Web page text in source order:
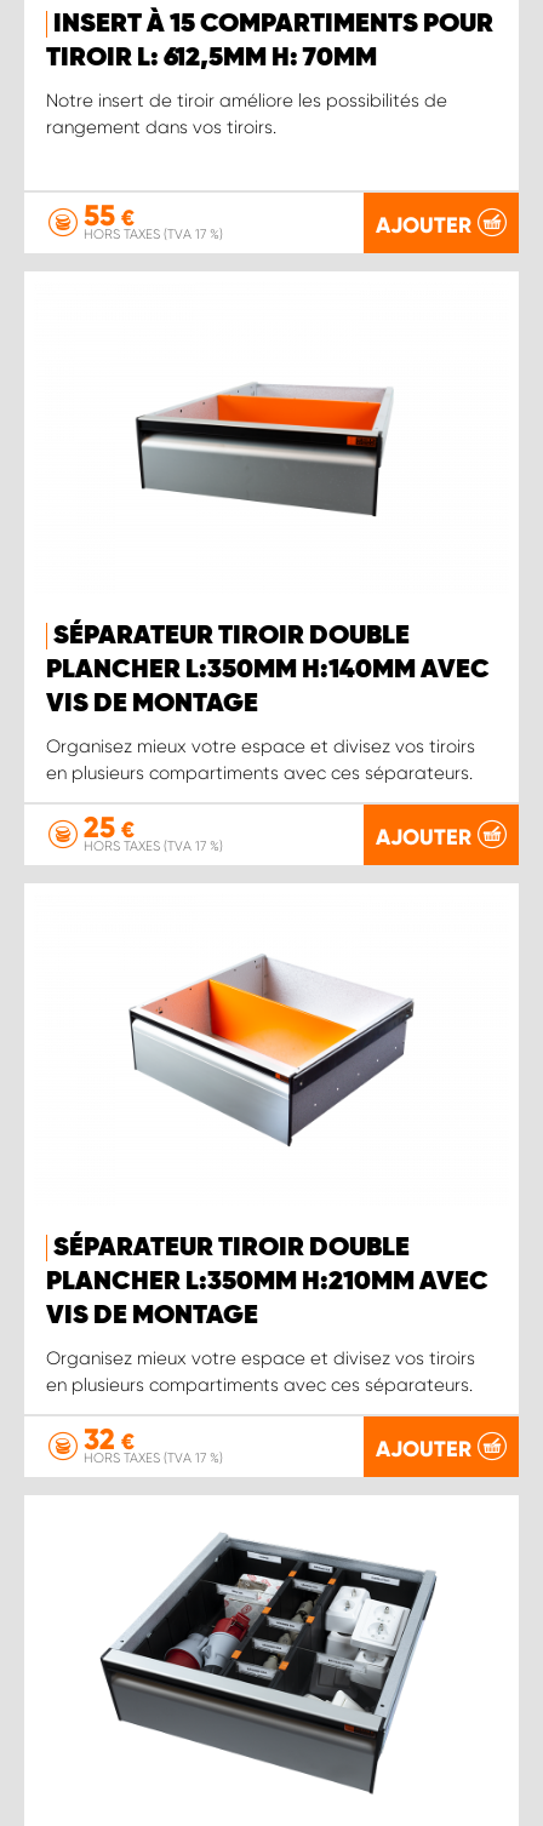
INSERT À 15 COMPARTIMENTS POUR
TIROIR L: 612,5MM H: 70MM
Notre insert de tiroir améliore les possibilités de
rangement dans vos tiroirs.
55 €
HORS TAXES (TVA 17 %) AJOUTER
SÉPARATEUR TIROIR DOUBLE
PLANCHER L:350MM H:140MM AVEC
VIS DE MONTAGE
Organisez mieux votre espace et divisez vos tiroirs
en plusieurs compartiments avec ces séparateurs.
25 €
HORS TAXES (TVA 17 %) AJOUTER
SÉPARATEUR TIROIR DOUBLE
PLANCHER L:350MM H:210MM AVEC
VIS DE MONTAGE
Organisez mieux votre espace et divisez vos tiroirs
en plusieurs compartiments avec ces séparateurs.
32 €
HORS TAXES (TVA 17 %) AJOUTER